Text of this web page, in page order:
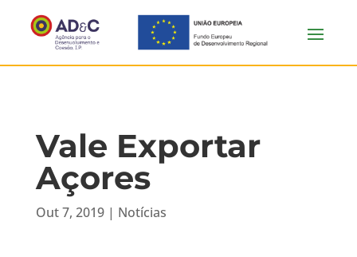
Vale Exportar
Açores
Out 7, 2019| Notícias